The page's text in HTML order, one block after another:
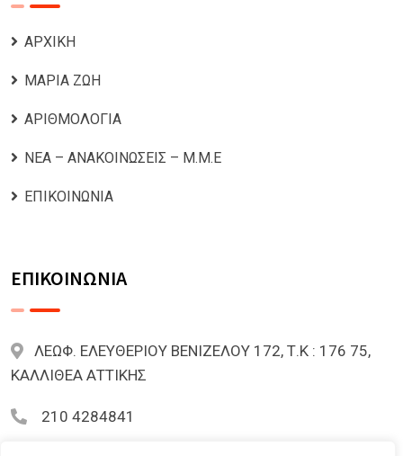
ΑΡΧΙΚΗ
ΜΑΡΙΑ ΖΩΗ
ΑΡΙΘΜΟΛΟΓΙΑ
ΝΕΑ – ΑΝΑΚΟΙΝΩΣΕΙΣ – Μ.Μ.Ε
ΕΠΙΚΟΙΝΩΝΙΑ
ΕΠΙΚΟΙΝΩΝΙΑ
ΛΕΩΦ. ΕΛΕΥΘΕΡΙΟΥ ΒΕΝΙΖΕΛΟΥ 172, Τ.Κ : 176 75,
ΚΑΛΛΙΘΕΑ ΑΤΤΙΚΗΣ
210 4284841